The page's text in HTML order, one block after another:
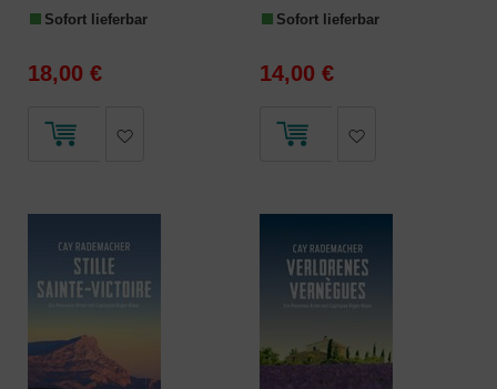
Sofort lieferbar
18,00 €
Sofort lieferbar
14,00 €